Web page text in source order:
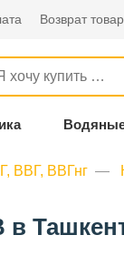
Возврат
ВВГ, ВВГнг